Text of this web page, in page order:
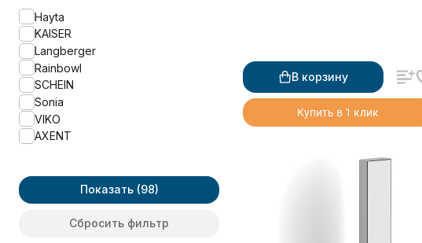
В корзину
Купить в 1 клик
Franco
GABRIEL ANTIC BRASS
GABRIEL ANTIC BRONZE
Gerade
Glory
HOME
KAHLO
KLIMT
MOLVENO
Hayta
KAISER
Langberger
Rainbowl
SCHEIN
Sonia
VIKO
AXENT
Показать
Сбросить фильтр